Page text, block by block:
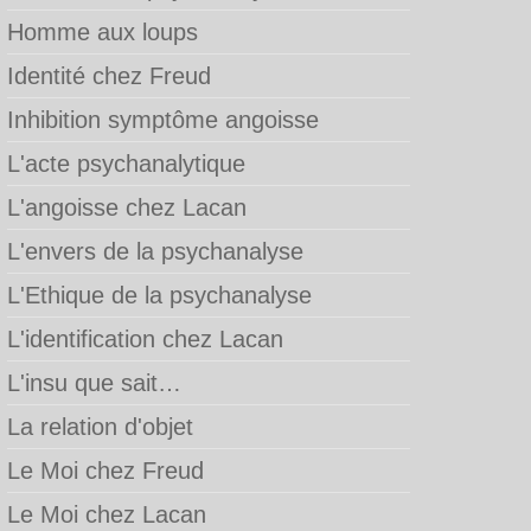
Homme aux loups
Identité chez Freud
Inhibition symptôme angoisse
L'acte psychanalytique
L'angoisse chez Lacan
L'envers de la psychanalyse
L'Ethique de la psychanalyse
L'identification chez Lacan
L'insu que sait…
La relation d'objet
Le Moi chez Freud
Le Moi chez Lacan